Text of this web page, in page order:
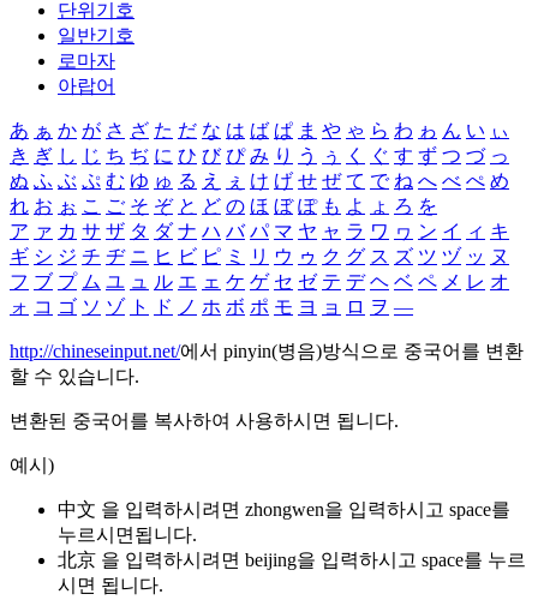
단위기호
일반기호
로마자
아랍어
あ ぁ か が さ ざ た だ な は ば ぱ ま や ゃ ら わ ゎ ん い ぃ
き ぎ し じ ち ぢ に ひ び ぴ み り う ぅ く ぐ す ず つ づ っ
ぬ ふ ぶ ぷ む ゆ ゅ る え ぇ け げ せ ぜ て で ね へ べ ぺ め
れ お ぉ こ ご そ ぞ と ど の ほ ぼ ぽ も よ ょ ろ を
ア ァ カ サ ザ タ ダ ナ ハ バ パ マ ヤ ャ ラ ワ ヮ ン イ ィ キ
ギ シ ジ チ ヂ ニ ヒ ビ ピ ミ リ ウ ゥ ク グ ス ズ ツ ヅ ッ ヌ
フ ブ プ ム ユ ュ ル エ ェ ケ ゲ セ ゼ テ デ ヘ ベ ペ メ レ オ
ォ コ ゴ ソ ゾ ト ド ノ ホ ボ ポ モ ヨ ョ ロ ヲ ―
http://chineseinput.net/에서 pinyin(병음)방식으로 중국어를 변환
할 수 있습니다.
변환된 중국어를 복사하여 사용하시면 됩니다.
예시)
中文 을 입력하시려면 zhongwen을 입력하시고 space를
누르시면됩니다.
北京 을 입력하시려면 beijing을 입력하시고 space를 누르
시면 됩니다.